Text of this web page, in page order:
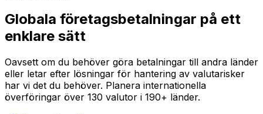
Globala företagsbetalningar på ett
enklare sätt
Oavsett om du behöver göra betalningar till andra länder
eller letar efter lösningar för hantering av valutarisker
har vi det du behöver. Planera internationella
överföringar över 130 valutor i 190+ länder.